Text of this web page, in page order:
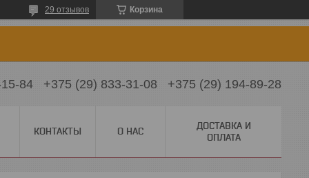
Корзина
29 отзывов
84 +375 (29) 833-31-08 +375 (29) 194-89-28
КОНТАКТЫ О НАС
ДОСТАВКА И
ОПЛАТА